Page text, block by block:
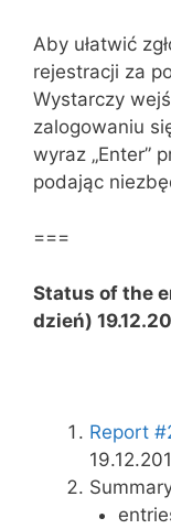
Aby ułatwić
rejestracji za
Wystarczy
zalogowaniu
wyraz „Enter”
podając
===
Status of the
dzień)
Report